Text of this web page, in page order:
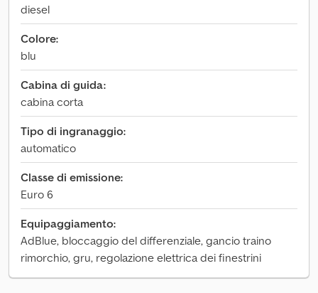
diesel
Colore:
blu
Cabina di guida:
cabina corta
Tipo di ingranaggio:
automatico
Classe di emissione:
Euro 6
Equipaggiamento:
AdBlue, bloccaggio del differenziale, gancio traino
rimorchio, gru, regolazione elettrica dei finestrini